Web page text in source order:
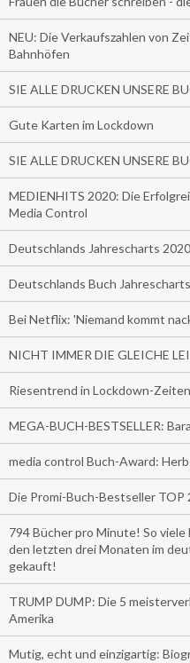
NEU: Die Verkaufszahlen von
Bahnhöfen
SIE ALLE DRUCKEN UNSERE
Gute Karten im Lockdown
SIE ALLE DRUCKEN UNSERE
MEDIENHITS 2020: Die
Media Control
Deutschlands Jahrescharts 2020
Deutschlands Buch
Bei Netflix: 'Niemand kommt
NICHT IMMER DIE GLEICHE
Riesentrend in Lockdown-Zeiten
MEGA-BUCH-BESTSELLER:
media control Buch-Award:
Die Promi-Buch-Bestseller TOP
794 Bücher pro Minute! So
den letzten drei Monaten im
gekauft!
TRUMP DUMP: Die 5
Amerika
Mutig, echt und einzigartig: